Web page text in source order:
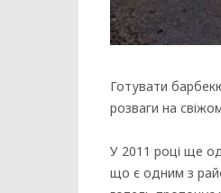
Готувати
розваги на
У 2011 році ще
що є одним з